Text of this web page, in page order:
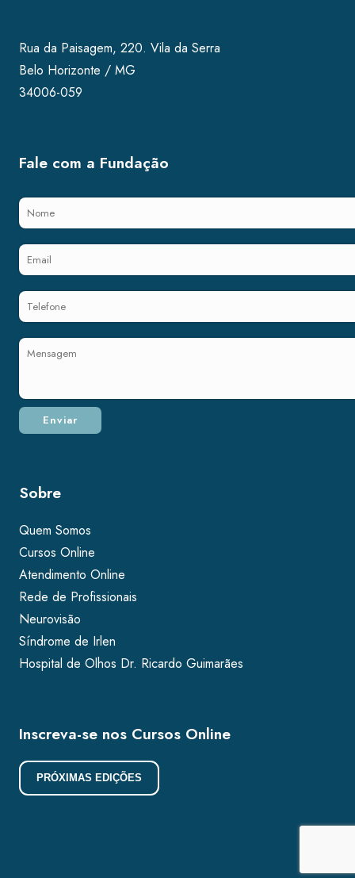
Rua da Paisagem, 220. Vila da Serra
Belo Horizonte / MG
34006-059
Fale com a Fundação
Sobre
Quem Somos
Cursos Online
Atendimento Online
Rede de Profissionais
Neurovisão
Síndrome de Irlen
Hospital de Olhos Dr. Ricardo Guimarães
Inscreva-se nos Cursos Online
PRÓXIMAS EDIÇÕES